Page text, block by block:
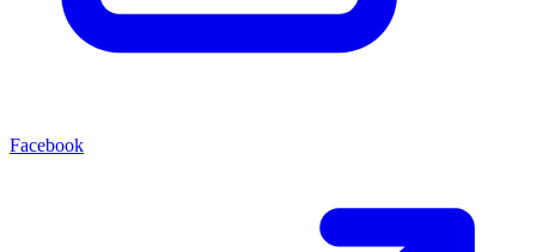
Facebook